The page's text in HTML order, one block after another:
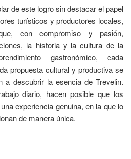
de este logro sin destacar el papel
turísticos y productores locales,
con compromiso y pasión,
la historia y la cultura de la
gastronómico, cada
propuesta cultural y productiva se
a descubrir la esencia de Trevelin.
diario, hacen posible que los
experiencia genuina, en la que lo
de manera única.